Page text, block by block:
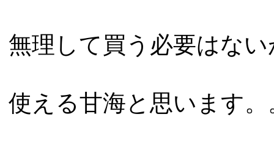
無理して買う必要はな
使える甘海と思います。